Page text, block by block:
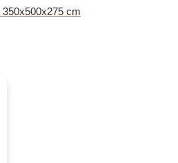
350x500x275 cm